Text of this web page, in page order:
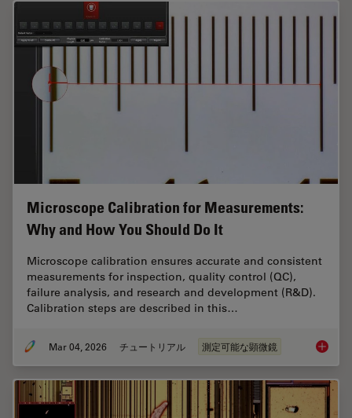
Microscope Calibration for Measurements:
Why and How You Should Do It
Microscope calibration ensures accurate and consistent
measurements for inspection, quality control (QC),
failure analysis, and research and development (R&D).
Calibration steps are described in this…
Mar 04, 2026 チュートリアル 測定可能な顕微鏡